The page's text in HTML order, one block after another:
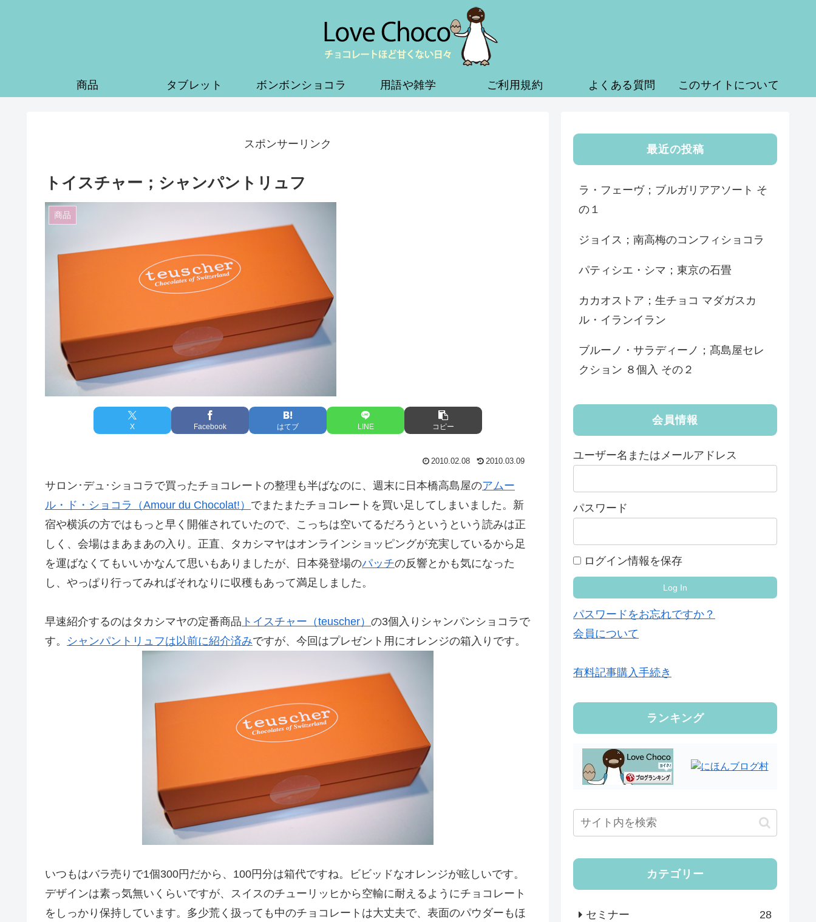
商品 タブレット ボンボンショコラ 用語や雑学 ご利用規約 よくある質問 このサイトについて
スポンサーリンク
トイスチャー；シャンパントリュフ
商品
X Facebook はてブ LINE コピー
2010.02.08 2010.03.09
サロン･デュ･ショコラで買ったチョコレートの整理も半ばなのに、週末に日本橋高島屋のアムー
ル・ド・ショコラ（Amour du Chocolat!） でまたまたチョコレートを買い足してしまいました。新
宿や横浜の方ではもっと早く開催されていたので、こっちは空いてるだろうというという読みは正
しく、会場はまあまあの入り。正直、タカシマヤはオンラインショッピングが充実しているから足
を運ばなくてもいいかなんて思いもありましたが、日本発登場のパッチの反響とかも気になった
し、やっぱり行ってみればそれなりに収穫もあって満足しました。
早速紹介するのはタカシマヤの定番商品 トイスチャー（teuscher） の3個入りシャンパンショコラで
す。 シャンパントリュフは以前に紹介済みですが、今回はプレゼント用にオレンジの箱入りです。
いつもはバラ売りで1個300円だから、100円分は箱代ですね。ビビッドなオレンジが眩しいです。
デザインは素っ気無いくらいですが、スイスのチューリッヒから空輸に耐えるようにチョコレート
をしっかり保持しています。多少荒く扱っても中のチョコレートは大丈夫で、表面のパウダーもほ
最近の投稿
ラ・フェーヴ；ブルガリアアソート そ
の１
ジョイス；南高梅のコンフィショコラ
パティシエ・シマ；東京の石畳
カカオストア；生チョコ マダガスカ
ル・イランイラン
ブルーノ・サラディーノ；髙島屋セレ
クション ８個入 その２
会員情報
ユーザー名またはメールアドレス
パスワード
ログイン情報を保存
パスワードをお忘れですか？
会員について
有料記事購入手続き
ランキング
カテゴリー
セミナー 28